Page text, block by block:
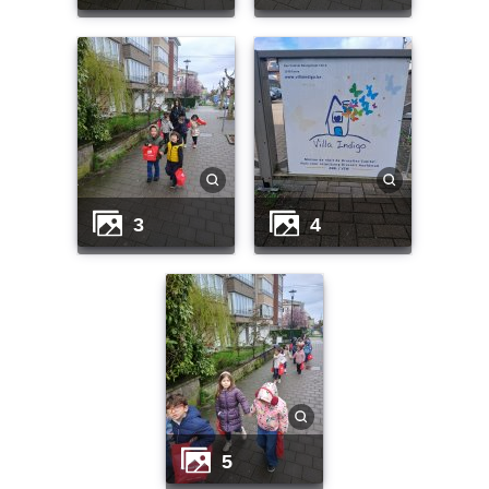
3 4
5